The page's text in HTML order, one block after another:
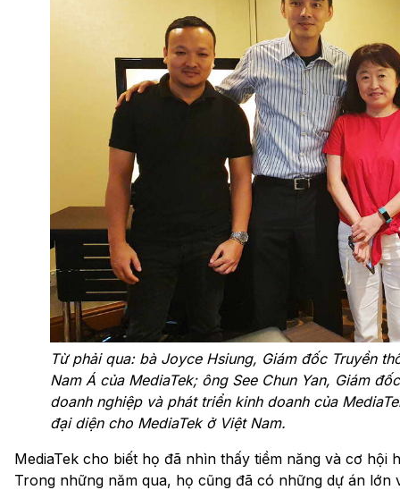
Từ phải qua: bà Joyce Hsiung, Giám đốc Truyền
Nam Á của MediaTek; ông See Chun Yan, Giám
doanh nghiệp và phát triển kinh doanh của
đại diện cho MediaTek ở Việt Nam.
MediaTek cho biết họ đã nhìn thấy tiềm năng và cơ hội
Trong những năm qua, họ cũng đã có những dự án lớn